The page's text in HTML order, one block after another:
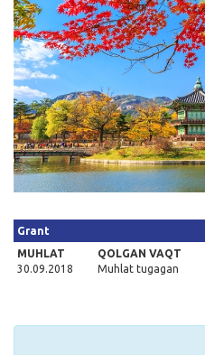
Qidirish
Kirish
Grant
MUHLAT
30.09.2018
QOLGAN VAQT
Muhlat tugagan